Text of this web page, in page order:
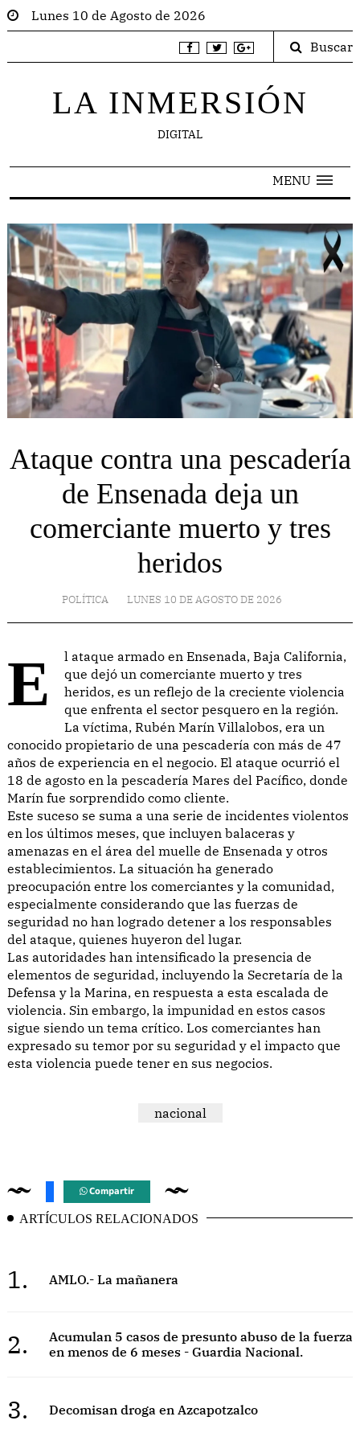
Lunes 10 de Agosto de 2026
Buscar
LA INMERSIÓN
DIGITAL
MENU
Ataque contra una pescadería
de Ensenada deja un
comerciante muerto y tres
heridos
POLÍTICA LUNES 10 DE AGOSTO DE 2026
El ataque armado en Ensenada, Baja California,
que dejó un comerciante muerto y tres
heridos, es un reflejo de la creciente violencia
que enfrenta el sector pesquero en la región.
La víctima, Rubén Marín Villalobos, era un
conocido propietario de una pescadería con más de 47
años de experiencia en el negocio. El ataque ocurrió el
18 de agosto en la pescadería Mares del Pacífico, donde
Marín fue sorprendido como cliente.
Este suceso se suma a una serie de incidentes violentos
en los últimos meses, que incluyen balaceras y
amenazas en el área del muelle de Ensenada y otros
establecimientos. La situación ha generado
preocupación entre los comerciantes y la comunidad,
especialmente considerando que las fuerzas de
seguridad no han logrado detener a los responsables
del ataque, quienes huyeron del lugar.
Las autoridades han intensificado la presencia de
elementos de seguridad, incluyendo la Secretaría de la
Defensa y la Marina, en respuesta a esta escalada de
violencia. Sin embargo, la impunidad en estos casos
sigue siendo un tema crítico. Los comerciantes han
expresado su temor por su seguridad y el impacto que
esta violencia puede tener en sus negocios.
nacional
Compartir
ARTÍCULOS RELACIONADOS
1. AMLO.- La mañanera
2.
Acumulan 5 casos de presunto abuso de la fuerza
en menos de 6 meses - Guardia Nacional.
3. Decomisan droga en Azcapotzalco